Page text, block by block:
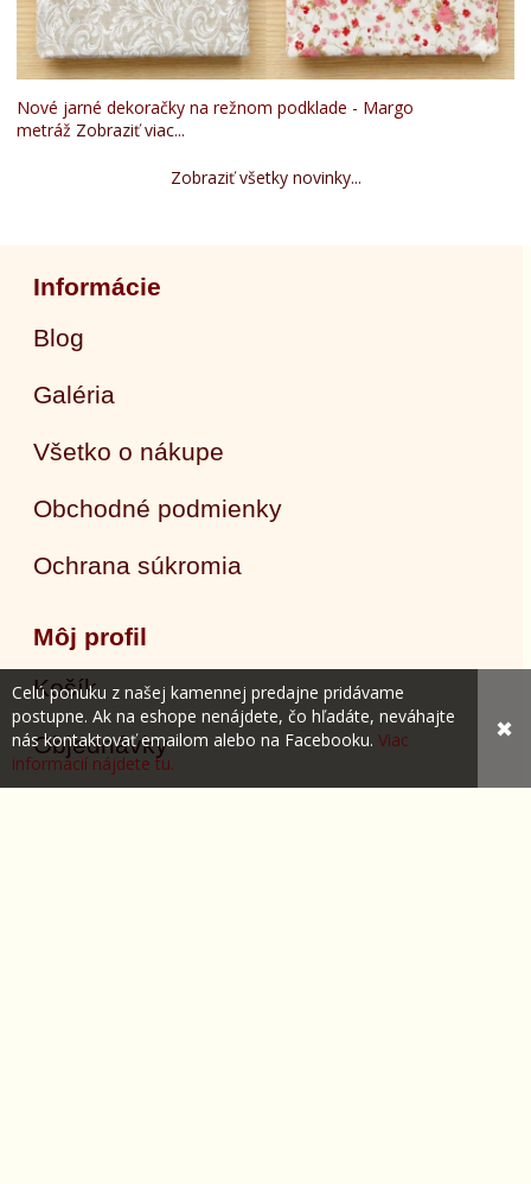
Nové jarné dekoračky na režnom podklade - Margo
metráž Zobraziť viac...
Zobraziť všetky novinky...
Informácie
Blog
Galéria
Všetko o nákupe
Obchodné podmienky
Ochrana súkromia
Môj profil
Košík
Objednávky
Celú ponuku z našej kamennej predajne pridávame
postupne. Ak na eshope nenájdete, čo hľadáte, neváhajte
nás kontaktovať emailom alebo na Facebooku. Viac
informácií nájdete tu.
✖